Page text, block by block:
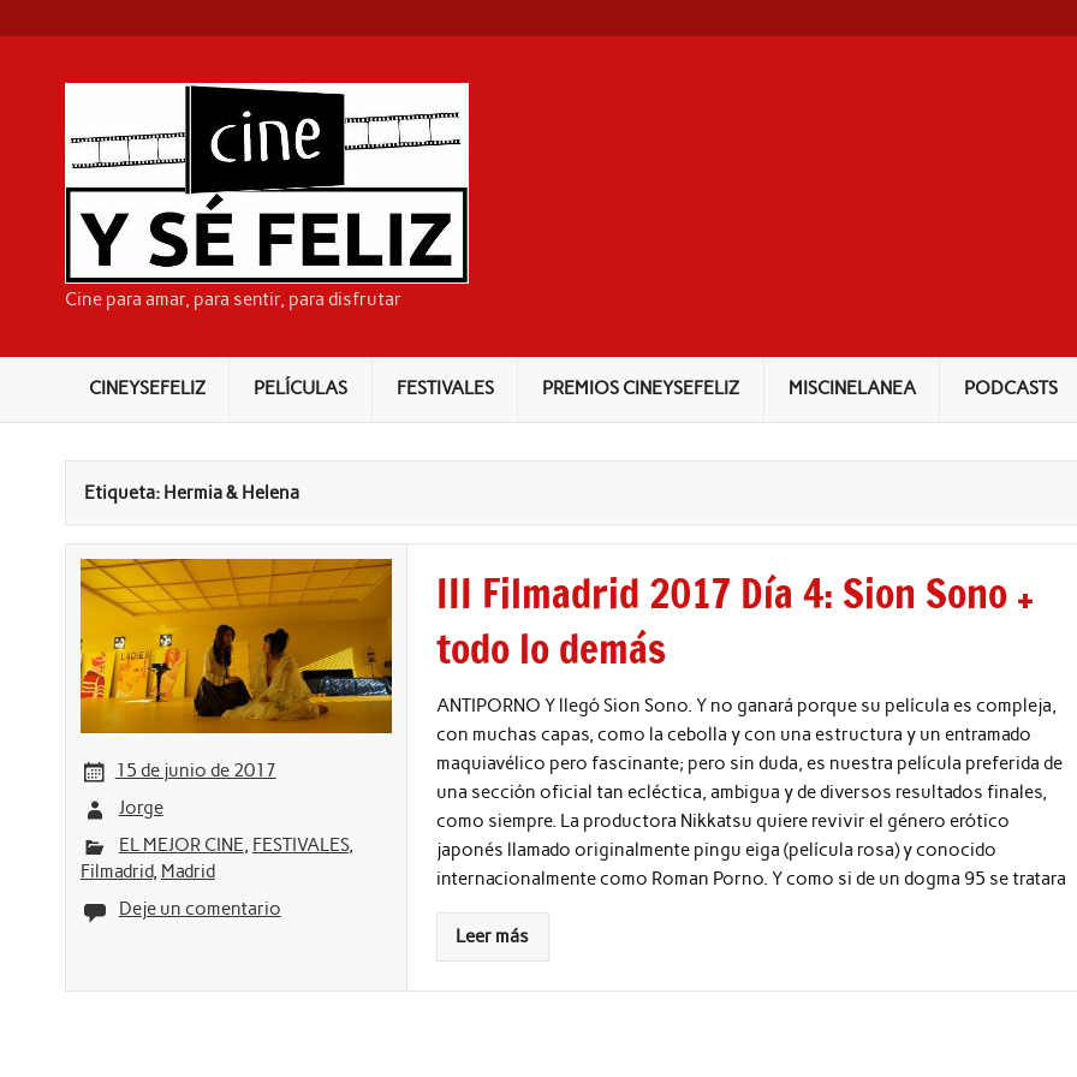
content
Cine para amar, para sentir, para disfrutar
CINEYSEFELIZ PELÍCULAS FESTIVALES PREMIOS CINEYSEFELIZ MISCINELANEA PODCASTS
Etiqueta: Hermia & Helena
15 de junio de 2017
Jorge
EL MEJOR CINE, FESTIVALES,
Filmadrid, Madrid
Deje un comentario
III Filmadrid 2017 Día 4: Sion Sono +
todo lo demás
ANTIPORNO Y llegó Sion Sono. Y no ganará porque su película es compleja,
con muchas capas, como la cebolla y con una estructura y un entramado
maquiavélico pero fascinante; pero sin duda, es nuestra película preferida de
una sección oficial tan ecléctica, ambigua y de diversos resultados finales,
como siempre. La productora Nikkatsu quiere revivir el género erótico
japonés llamado originalmente pingu eiga (película rosa) y conocido
internacionalmente como Roman Porno. Y como si de un dogma 95 se tratara
Leer más